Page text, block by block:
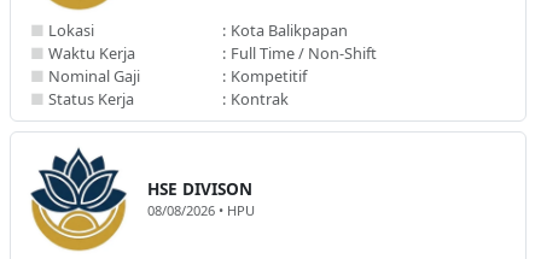
■ Lokasi : Kota Balikpapan
■ Waktu Kerja : Full Time / Non-Shift
■ Nominal Gaji : Kompetitif
■ Status Kerja : Kontrak
HSE DIVISON
08/08/2026 • HPU